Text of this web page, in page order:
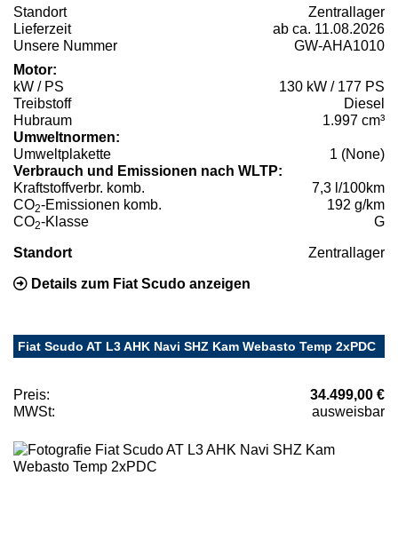
Standort
Zentrallager
Lieferzeit
ab ca. 11.08.2026
Unsere Nummer
GW-AHA1010
Motor:
kW / PS
130 kW / 177 PS
Treibstoff
Diesel
Hubraum
1.997 cm³
Umweltnormen:
Umweltplakette
1 (None)
Verbrauch und Emissionen nach WLTP:
Kraftstoffverbr. komb.
7,3 l/100km
CO2-Emissionen komb.
192 g/km
CO2-Klasse G
Standort Zentrallager
Details zum Fiat Scudo anzeigen
Fiat Scudo AT L3 AHK Navi SHZ Kam Webasto Temp 2xPDC
Preis:
34.499,00 €
MWSt:
ausweisbar